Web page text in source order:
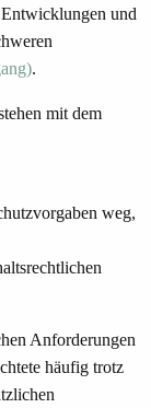
und
.
mit dem
weg,
Anforderungen
häufig trotz